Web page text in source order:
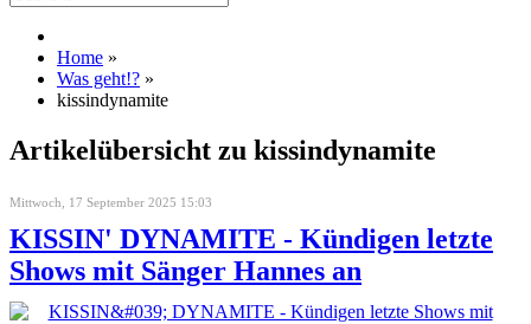
Home »
Was geht!? »
kissindynamite
Artikelübersicht zu kissindynamite
Mittwoch, 17 September 2025 15:03
KISSIN' DYNAMITE - Kündigen letzte
Shows mit Sänger Hannes an